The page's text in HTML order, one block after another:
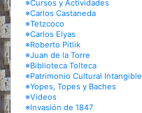
※Cursos y Actividades
※Carlos Castaneda
※Tetzcoco
※Carlos Elyas
※Roberto Pitlik
※Juan de la Torre
※Biblioteca Tolteca
※Patrimonio Cultural Intangible
※Yopes, Topes y Baches
※Videos
※Invasión de 1847